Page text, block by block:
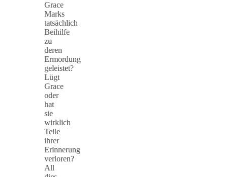
Grace
Marks
tatsächlich
Beihilfe
zu
deren
Ermordung
geleistet?
Lügt
Grace
oder
hat
sie
wirklich
Teile
ihrer
Erinnerung
verloren?
All